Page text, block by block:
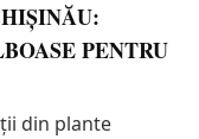
PENTRU
din plante